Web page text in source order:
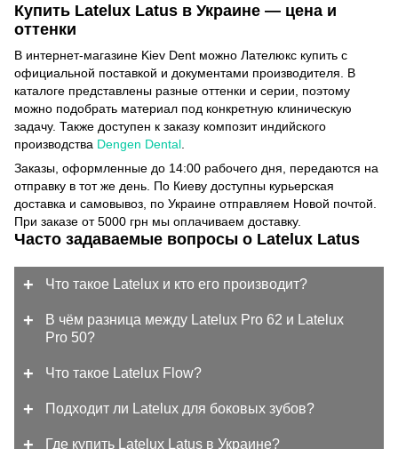
Купить Latelux Latus в Украине — цена и
оттенки
В интернет-магазине Kiev Dent можно Лателюкс купить с
официальной поставкой и документами производителя. В
каталоге представлены разные оттенки и серии, поэтому
можно подобрать материал под конкретную клиническую
задачу. Также доступен к заказу композит индийского
производства Dengen Dental
Заказы, оформленные до 14:00 рабочего дня, передаются на
отправку в тот же день. По Киеву доступны курьерская
доставка и самовывоз, по Украине отправляем Новой почтой.
При заказе от 5000 грн мы оплачиваем доставку.
Часто задаваемые вопросы о Latelux Latus
Что такое Latelux и кто его производит?
В чём разница между Latelux Pro 62 и Latelux
Pro 50?
Что такое Latelux Flow?
Подходит ли Latelux для боковых зубов?
Где купить Latelux Latus в Украине?